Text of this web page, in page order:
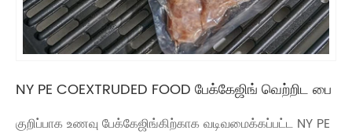
NY PE COEXTRUDED FOOD பேக்கேஜிங் வெற்றிட பை
குறிப்பாக உணவு பேக்கேஜிங்கிற்காக வடிவமைக்கப்பட்ட NY PE